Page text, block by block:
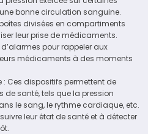
bonne circulation sanguine.
divisées en compartiments
leur prise de médicaments.
pour rappeler aux
médicaments à des moments
Ces dispositifs permettent de
de santé, tels que la pression
le sang, le rythme cardiaque, etc.
leur état de santé et à détecter